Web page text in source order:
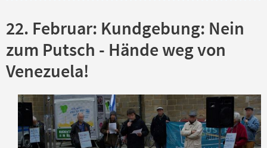
22. Februar: Kundgebung: Nein
zum Putsch - Hände weg von
Venezuela!